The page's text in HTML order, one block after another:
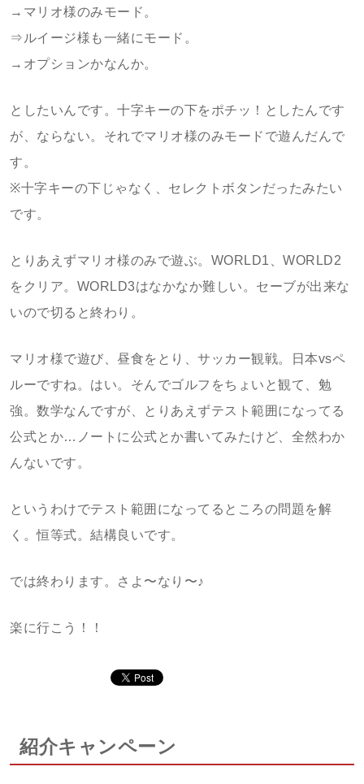
→マリオ様のみモード。
⇒ルイージ様も一緒にモード。
→オプションかなんか。
としたいんです。十字キーの下をポチッ！としたんです
が、ならない。それでマリオ様のみモードで遊んだんで
す。
※十字キーの下じゃなく、セレクトボタンだったみたい
です。
とりあえずマリオ様のみで遊ぶ。WORLD1、WORLD2
をクリア。WORLD3はなかなか難しい。セーブが出来な
いので切ると終わり。
マリオ様で遊び、昼食をとり、サッカー観戦。日本vsペ
ルーですね。はい。そんでゴルフをちょいと観て、勉
強。数学なんですが、とりあえずテスト範囲になってる
公式とか…ノートに公式とか書いてみたけど、全然わか
んないです。
というわけでテスト範囲になってるところの問題を解
く。恒等式。結構良いです。
では終わります。さよ〜なり〜♪
楽に行こう！！
紹介キャンペーン